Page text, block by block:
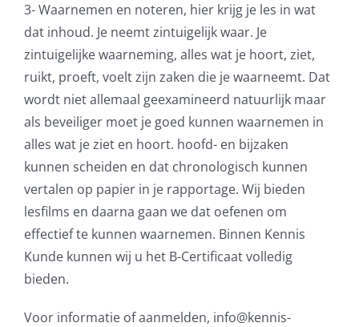
3- Waarnemen en noteren, hier krijg je les in wat
dat inhoud. Je neemt zintuigelijk waar. Je
zintuigelijke waarneming, alles wat je hoort, ziet,
ruikt, proeft, voelt zijn zaken die je waarneemt. Dat
wordt niet allemaal geexamineerd natuurlijk maar
als beveiliger moet je goed kunnen waarnemen in
alles wat je ziet en hoort. hoofd- en bijzaken
kunnen scheiden en dat chronologisch kunnen
vertalen op papier in je rapportage. Wij bieden
lesfilms en daarna gaan we dat oefenen om
effectief te kunnen waarnemen. Binnen Kennis
Kunde kunnen wij u het B-Certificaat volledig
bieden.
Voor informatie of aanmelden, info@kennis-